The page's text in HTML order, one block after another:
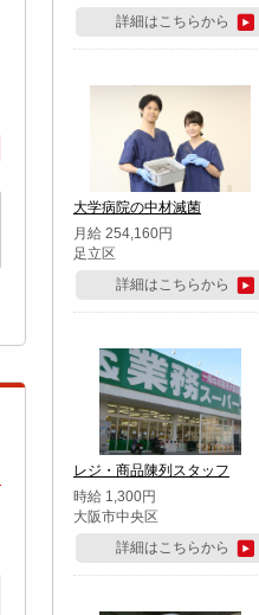
詳細はこちらから
大学病院の中材滅菌
月給 254,160円
足立区
詳細はこちらから
レジ・商品陳列スタッフ
時給 1,300円
大阪市中央区
詳細はこちらから